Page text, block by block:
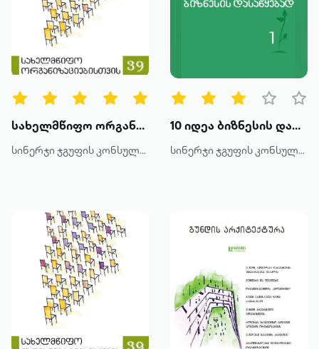
სახელმწიფო ორგანიზაციებისთვის
სინერჯი ჯგუფის კონსულტანტები
10 იდეა ბიზნესის დასაწყებად
სინერჯი ჯგუფის კონსულტანტები